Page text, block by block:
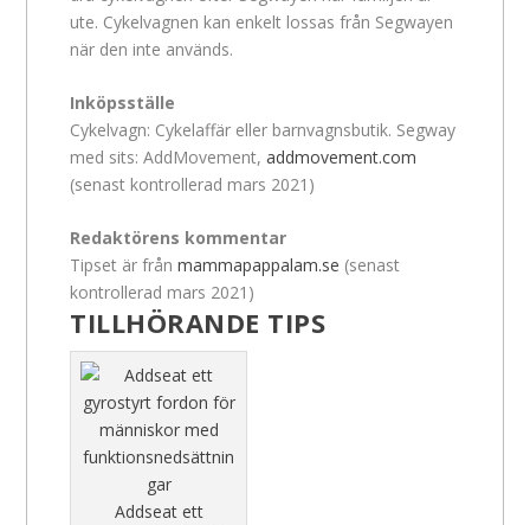
ute. Cykelvagnen kan enkelt lossas från Segwayen
när den inte används.
Inköpsställe
Cykelvagn: Cykelaffär eller barnvagnsbutik. Segway
med sits: AddMovement,addmovement.com
(senast kontrollerad mars 2021)
Redaktörens kommentar
Tipset är frånmammapappalam.se (senast
kontrollerad mars 2021)
TILLHÖRANDE TIPS
Addseat ett